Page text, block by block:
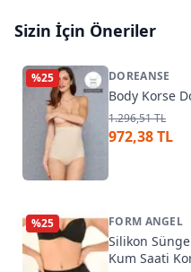
Sizin İçin Öneriler
%25 DOREANSE
Body Korse
1.296,51 TL
972,38 TL
%25 FORM ANGEL
Silikon
Kum Saati